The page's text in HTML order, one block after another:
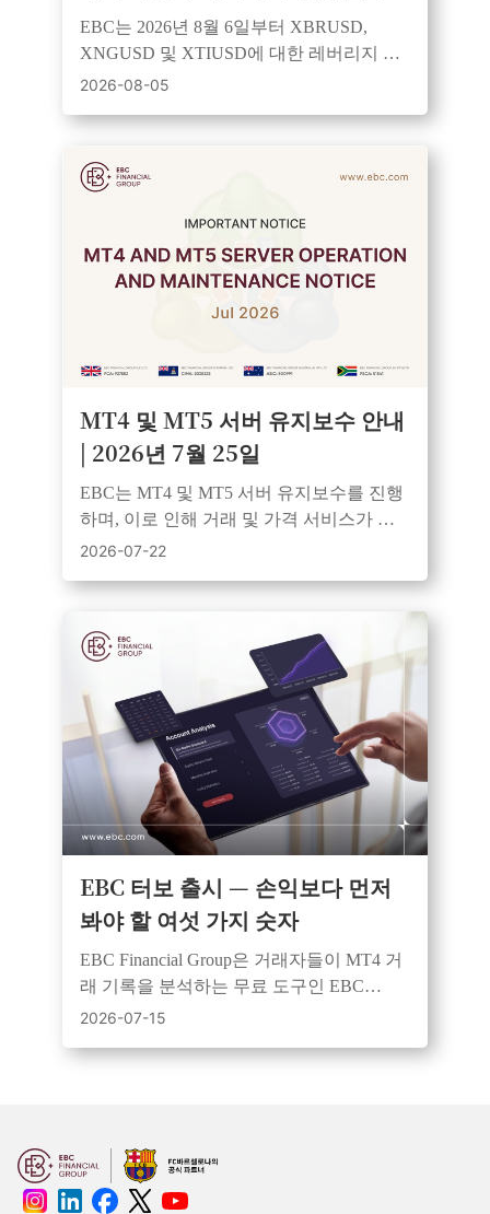
EBC는 2026년 8월 6일부터 XBRUSD,
XNGUSD 및 XTIUSD에 대한 레버리지 규
칙을 개정하여 세션 기반 제어 및 강화된 위
2026-08-05
MT4 및 MT5 서버 유지보수 안내
| 2026년 7월 25일
EBC는 MT4 및 MT5 서버 유지보수를 진행
하며, 이로 인해 거래 및 가격 서비스가 일
시적으로 중단됩니다. 모든 시스템은 유지
2026-07-22
EBC 터보 출시 — 손익보다 먼저
봐야 할 여섯 가지 숫자
EBC Financial Group은 거래자들이 MT4 거
래 기록을 분석하는 무료 도구인 EBC
Turbo를 사용하여 성과, 위험 및 일관성을
2026-07-15